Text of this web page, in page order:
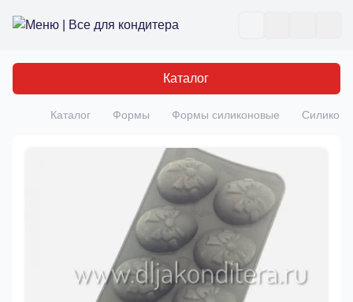
Все для кондитера
Каталог
Главная
Каталог Формы Формы силиконовые